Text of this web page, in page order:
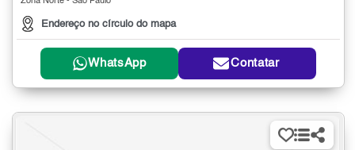
Endereço no círculo do mapa
WhatsApp Contatar